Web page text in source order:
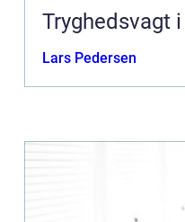
Tryghedsvagt
Lars Pedersen